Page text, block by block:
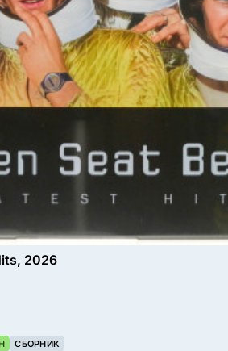
2026
СБОРНИК